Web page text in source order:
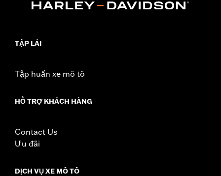
Material Length UOM:Inches
d.com/warranty
TẬP LÁI
Tập huấn xe mô tô
HỖ TRỢ KHÁCH HÀNG
Contact Us
Ưu đãi
DỊCH VỤ XE MÔ TÔ